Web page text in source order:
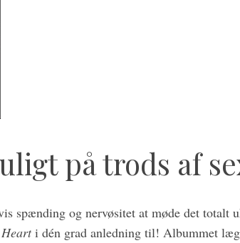
på trods af
spænding og nervøsitet at møde det totalt
i dén grad anledning til! Albummet